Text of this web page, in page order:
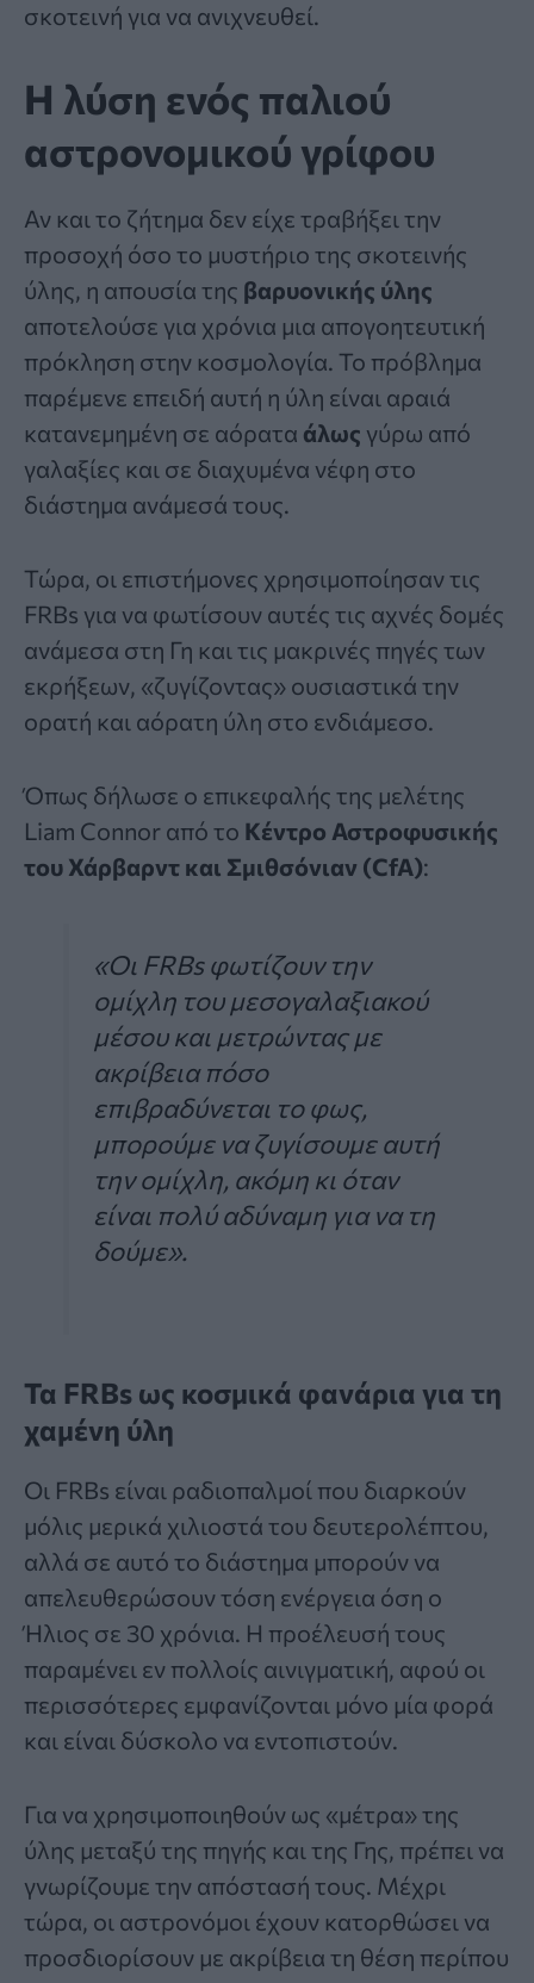
σκοτεινή για να ανιχνευθεί.
Η λύση ενός παλιού
αστρονομικού γρίφου
Αν και το ζήτημα δεν είχε τραβήξει την
προσοχή όσο το μυστήριο της σκοτεινής
ύλης, η απουσία της βαρυονικής ύλης
αποτελούσε για χρόνια μια απογοητευτική
πρόκληση στην κοσμολογία. Το πρόβλημα
παρέμενε επειδή αυτή η ύλη είναι αραιά
κατανεμημένη σε αόρατα άλως γύρω από
γαλαξίες και σε διαχυμένα νέφη στο
διάστημα ανάμεσά τους.
Τώρα, οι επιστήμονες χρησιμοποίησαν τις
FRBs για να φωτίσουν αυτές τις αχνές δομές
ανάμεσα στη Γη και τις μακρινές πηγές των
εκρήξεων, «ζυγίζοντας» ουσιαστικά την
ορατή και αόρατη ύλη στο ενδιάμεσο.
Όπως δήλωσε ο επικεφαλής της μελέτης
Liam Connor από το Κέντρο Αστροφυσικής
του Χάρβαρντ και Σμιθσόνιαν (CfA):
«Οι FRBs φωτίζουν την
ομίχλη του μεσογαλαξιακού
μέσου και μετρώντας με
ακρίβεια πόσο
επιβραδύνεται το φως,
μπορούμε να ζυγίσουμε αυτή
την ομίχλη, ακόμη κι όταν
είναι πολύ αδύναμη για να τη
δούμε».
Τα FRBs ως κοσμικά φανάρια για τη
χαμένη ύλη
Οι FRBs είναι ραδιοπαλμοί που διαρκούν
μόλις μερικά χιλιοστά του δευτερολέπτου,
αλλά σε αυτό το διάστημα μπορούν να
απελευθερώσουν τόση ενέργεια όση ο
Ήλιος σε 30 χρόνια. Η προέλευσή τους
παραμένει εν πολλοίς αινιγματική, αφού οι
περισσότερες εμφανίζονται μόνο μία φορά
και είναι δύσκολο να εντοπιστούν.
Για να χρησιμοποιηθούν ως «μέτρα» της
ύλης μεταξύ της πηγής και της Γης, πρέπει να
γνωρίζουμε την απόστασή τους. Μέχρι
τώρα, οι αστρονόμοι έχουν κατορθώσει να
προσδιορίσουν με ακρίβεια τη θέση περίπου